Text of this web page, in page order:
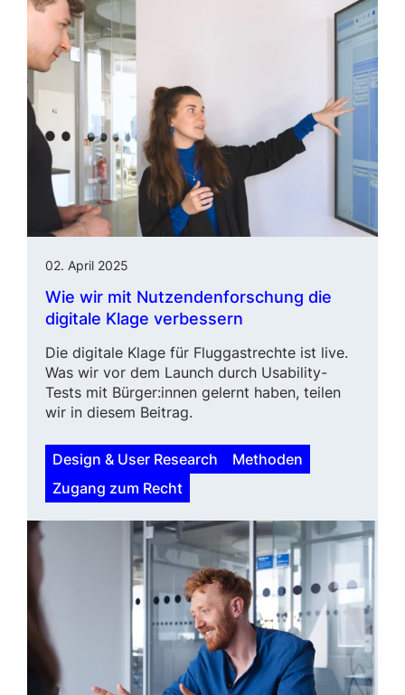
02. April 2025
Wie wir mit Nutzendenforschung die
digitale Klage verbessern
Die digitale Klage für Fluggastrechte ist live.
Was wir vor dem Launch durch Usability-
Tests mit Bürger:innen gelernt haben, teilen
wir in diesem Beitrag.
Design & User Research
Methoden
Zugang zum Recht